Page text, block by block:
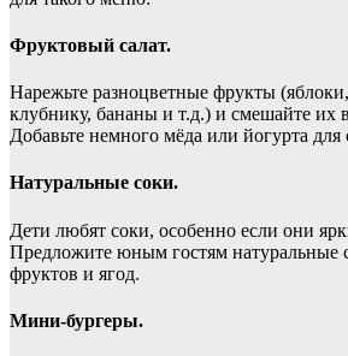
Фруктовый салат.
Нарежьте разноцветные фрукты
клубнику, бананы и т.д.) и смешайте их
Добавьте немного мёда или йогурта для
Натуральные соки.
Дети любят соки, особенно если они
Предложите юным гостям натуральные
фруктов и ягод.
Мини-бургеры.